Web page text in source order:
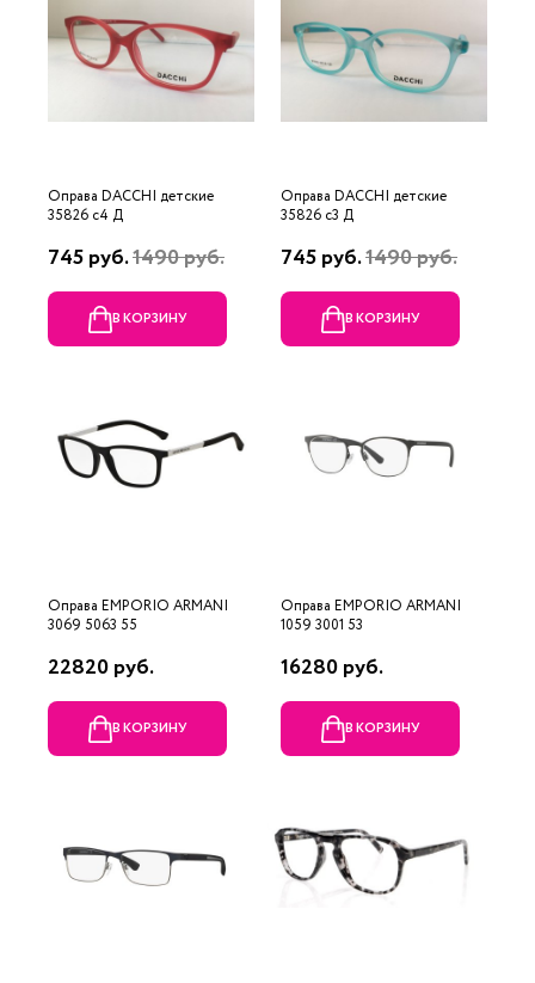
Оправа DACCHI детские
35826 c4 Д
745 руб.1490 руб.
В КОРЗИНУ
Оправа DACCHI детские
35826 c3 Д
745 руб.1490 руб.
В КОРЗИНУ
Оправа EMPORIO ARMANI
3069 5063 55
22820 руб.
В КОРЗИНУ
Оправа EMPORIO ARMANI
1059 3001 53
16280 руб.
В КОРЗИНУ